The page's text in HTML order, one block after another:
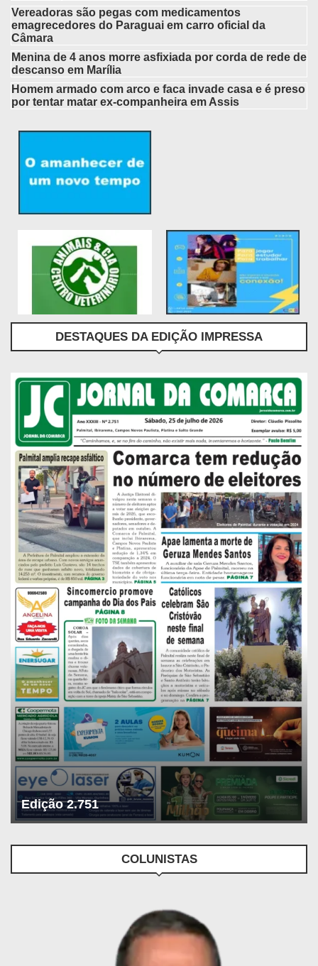
Vereadoras são pegas com medicamentos
emagrecedores do Paraguai em carro oficial da
Câmara
Menina de 4 anos morre asfixiada por corda de rede de
descanso em Marília
Homem armado com arco e faca invade casa e é preso
por tentar matar ex-companheira em Assis
DESTAQUES DA EDIÇÃO IMPRESSA
Edição 2.751
COLUNISTAS